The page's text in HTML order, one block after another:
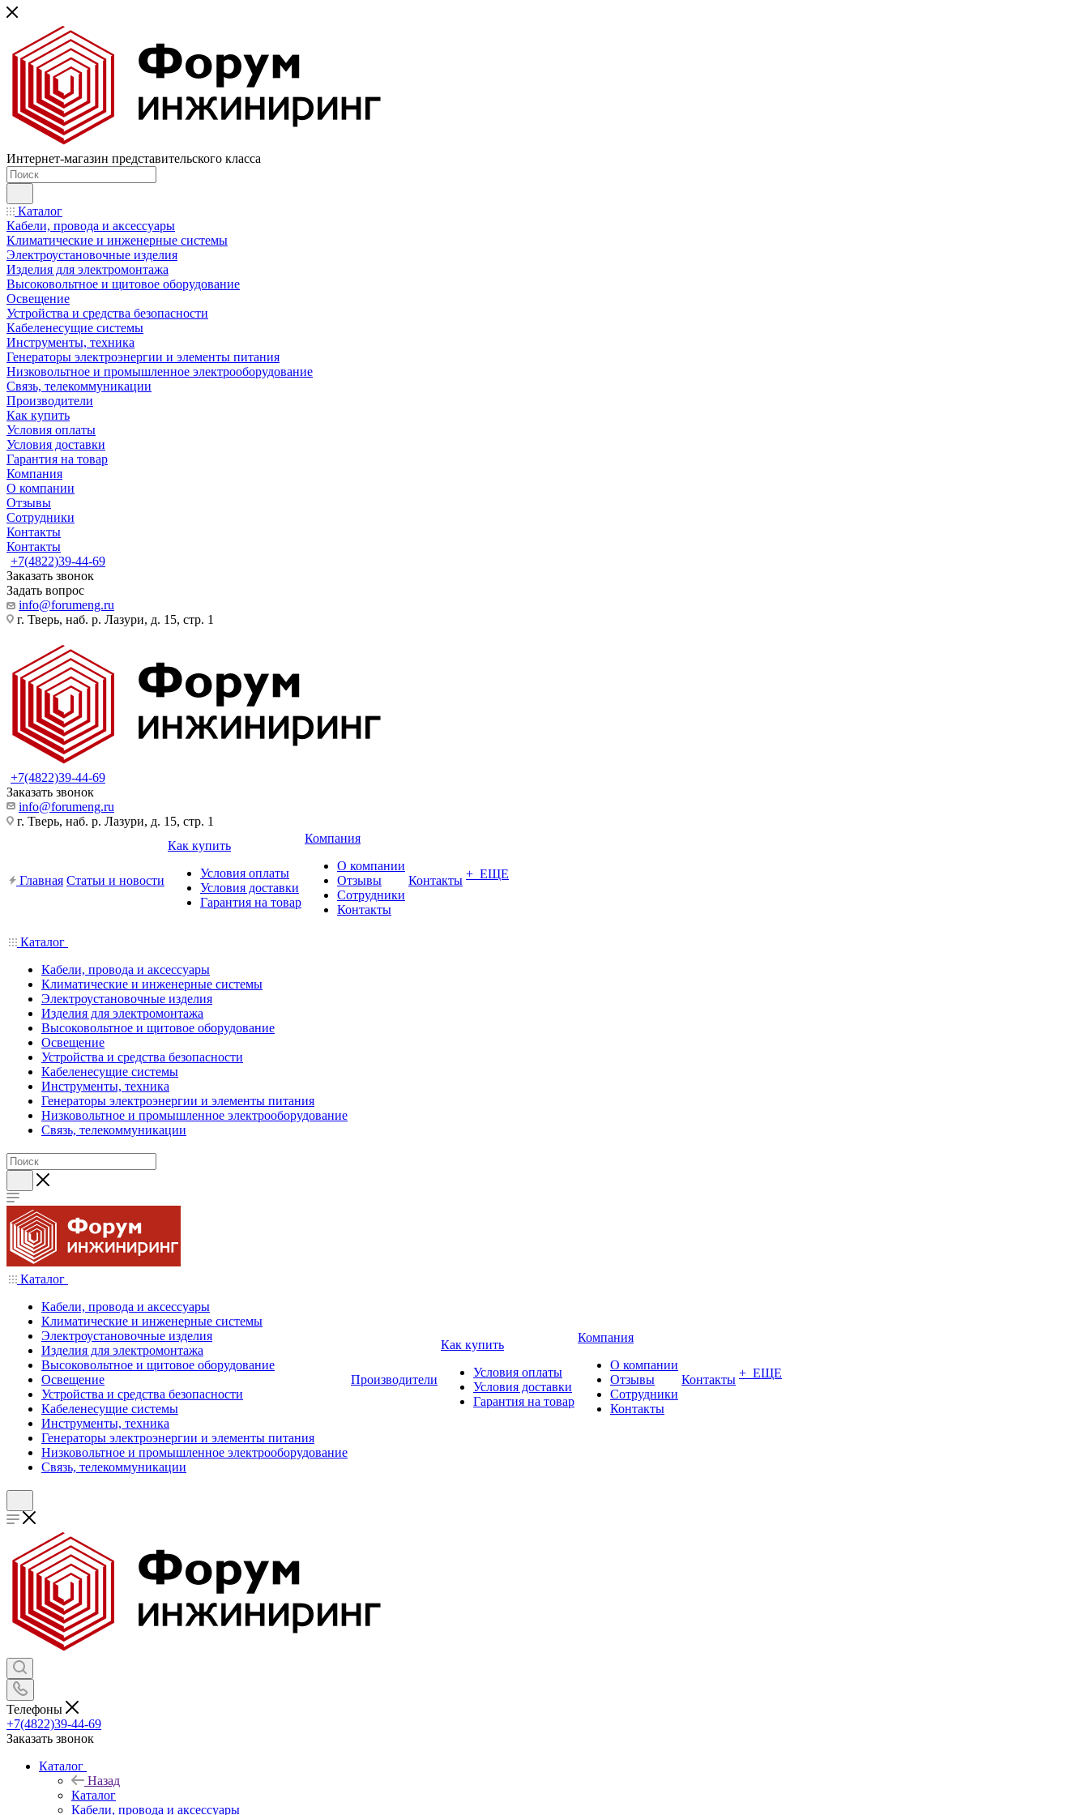
Интернет-магазин представительского класса
Каталог
Кабели, провода и аксессуары
Климатические и инженерные системы
Электроустановочные изделия
Изделия для электромонтажа
Высоковольтное и щитовое оборудование
Освещение
Устройства и средства безопасности
Кабеленесущие системы
Инструменты, техника
Генераторы электроэнергии и элементы питания
Низковольтное и промышленное электрооборудование
Связь, телекоммуникации
Производители
Как купить
Условия оплаты
Условия доставки
Гарантия на товар
Компания
О компании
Отзывы
Сотрудники
Контакты
Контакты
+7(4822)39-44-69
Заказать звонок
Задать вопрос
info@forumeng.ru
г. Тверь, наб. р. Лазури, д. 15, стр. 1
+7(4822)39-44-69
Заказать звонок
info@forumeng.ru
г. Тверь, наб. р. Лазури, д. 15, стр. 1
Главная Статьи и новости
Как купить
Условия оплаты
Условия доставки
Гарантия на товар
Компания
О компании
Отзывы
Сотрудники
Контакты
Контакты + ЕЩЕ
Каталог
Кабели, провода и аксессуары
Климатические и инженерные системы
Электроустановочные изделия
Изделия для электромонтажа
Высоковольтное и щитовое оборудование
Освещение
Устройства и средства безопасности
Кабеленесущие системы
Инструменты, техника
Генераторы электроэнергии и элементы питания
Низковольтное и промышленное электрооборудование
Связь, телекоммуникации
Каталог
Кабели, провода и аксессуары
Климатические и инженерные системы
Электроустановочные изделия
Изделия для электромонтажа
Высоковольтное и щитовое оборудование
Освещение
Устройства и средства безопасности
Кабеленесущие системы
Инструменты, техника
Генераторы электроэнергии и элементы питания
Низковольтное и промышленное электрооборудование
Связь, телекоммуникации
Производители
Как купить
Условия оплаты
Условия доставки
Гарантия на товар
Компания
О компании
Отзывы
Сотрудники
Контакты
Контакты + ЕЩЕ
Телефоны
+7(4822)39-44-69
Заказать звонок
Каталог
Назад
Каталог
Кабели, провода и аксессуары